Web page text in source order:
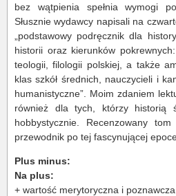
bez wątpienia spełnia wymogi
Słusznie wydawcy napisali na
„podstawowy podręcznik dla
historii oraz kierunków
teologii, filologii polskiej, a także
klas szkół średnich, nauczycieli i
humanistyczne”. Moim zdaniem
również dla tych, którzy historią
hobbystycznie. Recenzowany
przewodnik po tej fascynującej
Plus minus:
Na plus:
+ wartość merytoryczna i poznawcza